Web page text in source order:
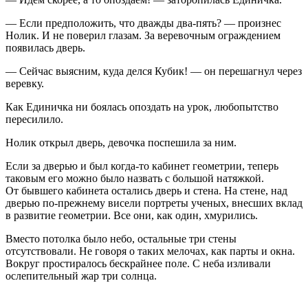
— Если предположить, что дважды два-пять? — произнес
Нолик. И не поверил глазам. За веревочным ограждением
появилась дверь.
— Сейчас выясним, куда делся Кубик! — он перешагнул через
веревку.
Как Единичка ни боялась опоздать на урок, любопытство
пересилило.
Нолик открыл дверь, девочка поспешила за ним.
Если за дверью и был когда-то кабинет геометрии, теперь
таковым его можно было назвать с большой натяжкой.
От бывшего кабинета остались дверь и стена. На стене, над
дверью по-прежнему висели портреты ученых, внесших вклад
в развитие геометрии. Все они, как один, хмурились.
Вместо потолка было небо, остальные три стены
отсутствовали. Не говоря о таких мелочах, как парты и окна.
Вокруг простиралось бескрайнее поле. С неба изливали
ослепительный жар три солнца.